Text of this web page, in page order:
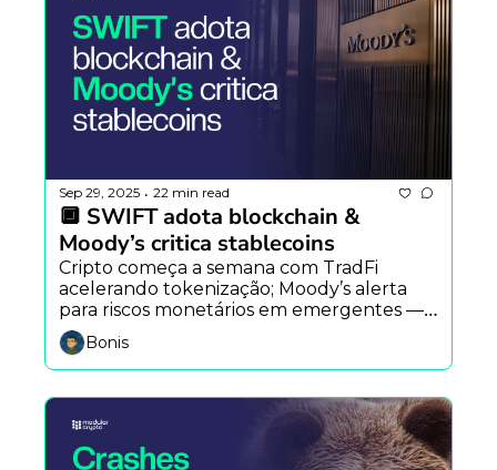
Sep 29, 2025 • 22 min read
🔲 SWIFT adota blockchain &
Moody’s critica stablecoins
Cripto começa a semana com TradFi
acelerando tokenização; Moody’s alerta
para riscos monetários em emergentes —
e o risco de shutdown nos EUA já bate no
BTC.Bonis